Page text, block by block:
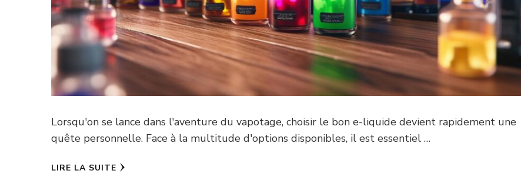
Lorsqu'on se lance dans l'aventure du vapotage, choisir le bon e-liquide devient rapidement une
quête personnelle. Face à la multitude d'options disponibles, il est essentiel …
LIRE LA SUITE